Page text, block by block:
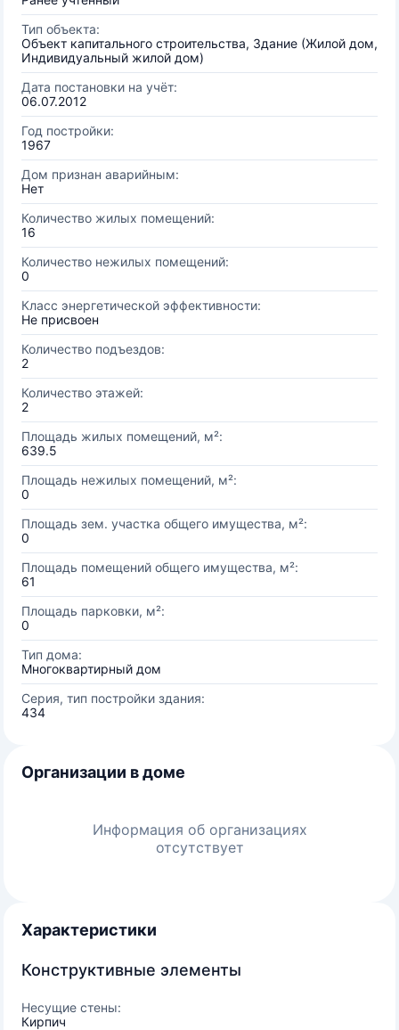
Тип объекта:
Объект капитального строительства, Здание (Жилой дом,
Индивидуальный жилой дом)
Дата постановки на учёт:
06.07.2012
Год постройки:
1967
Дом признан аварийным:
Нет
Количество жилых помещений:
16
Количество нежилых помещений:
0
Класс энергетической эффективности:
Не присвоен
Количество подъездов:
2
Количество этажей:
2
Площадь жилых помещений, м²:
639.5
Площадь нежилых помещений, м²:
0
Площадь зем. участка общего имущества, м²:
0
Площадь помещений общего имущества, м²:
61
Площадь парковки, м²:
0
Тип дома:
Многоквартирный дом
Серия, тип постройки здания:
434
Организации в доме
Информация об организациях
отсутствует
Характеристики
Конструктивные элементы
Несущие стены:
Кирпич